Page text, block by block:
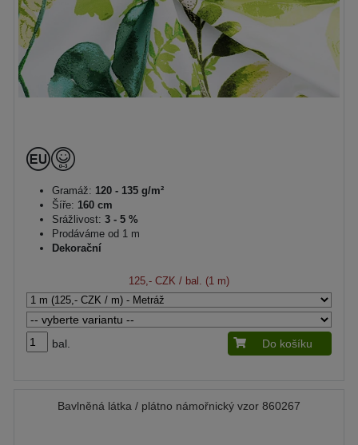
Gramáž: 120 - 135 g/m²
Šíře: 160 cm
Srážlivost: 3 - 5 %
Prodáváme od 1 m
Dekorační
125,- CZK / bal. (1 m)
bal. Do košíku
Bavlněná látka / plátno námořnický vzor 860267